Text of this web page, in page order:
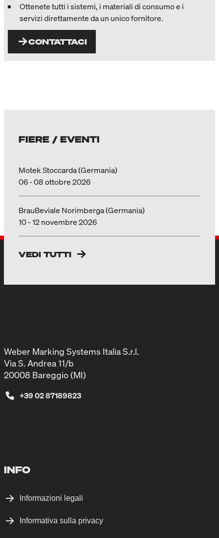
Ottenete tutti i sistemi, i materiali di consumo e i
servizi direttamente da un unico fornitore.
CONTATTACI
FIERE / EVENTI
Motek Stoccarda (Germania)
06 - 08 ottobre 2026
BrauBeviale Norimberga (Germania)
10 - 12 novembre 2026
VEDI TUTTI
Weber Marking Systems Italia S.r.l.
Via S. Andrea 11/b
20008 Bareggio (MI)
+39 02 87189823
INFO
Informazioni legali
Informativa sulla privacy